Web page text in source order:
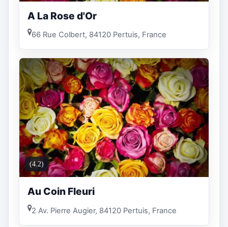
A La Rose d'Or
66 Rue Colbert, 84120 Pertuis, France
(4.2)
Au Coin Fleuri
2 Av. Pierre Augier, 84120 Pertuis, France